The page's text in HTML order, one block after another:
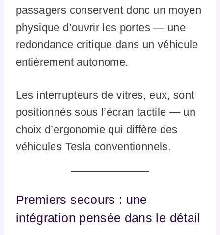
passagers conservent donc un moyen
physique d’ouvrir les portes — une
redondance critique dans un véhicule
entièrement autonome.
Les interrupteurs de vitres, eux, sont
positionnés sous l’écran tactile — un
choix d’ergonomie qui diffère des
véhicules Tesla conventionnels.
Premiers secours : une
intégration pensée dans le détail